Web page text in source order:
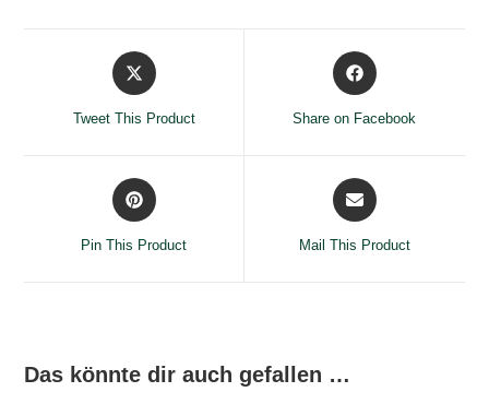
Opens
in
Tweet This Product
Opens
in
Share on Facebook
Opens
in
Pin This Product
Opens
in
Mail This Product
Das könnte dir auch gefallen …